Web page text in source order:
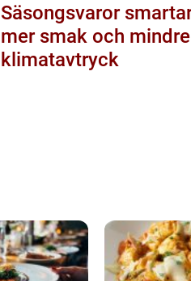
Säsongsvaror smartare mat med
mer smak och mindre
klimatavtryck